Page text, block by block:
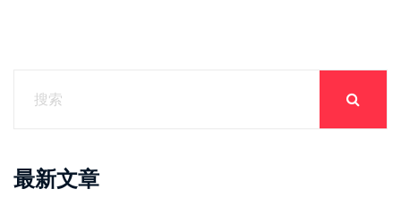
最新文章